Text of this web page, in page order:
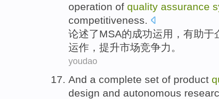
operation of quality assurance
competitiveness.
论述了MSA的成功运用 ， 有助于
运作 ， 提升市场竞争力。
youdao
And a complete set of product
design and autonomous